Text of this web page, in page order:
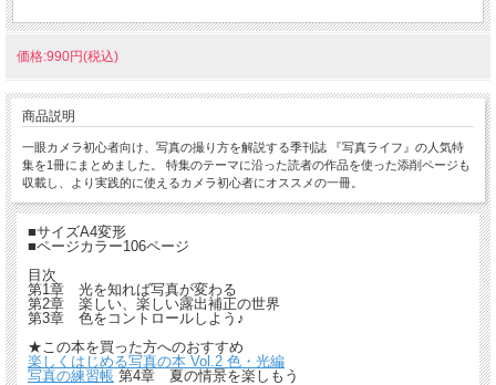
価格:990円(税込)
商品説明
一眼カメラ初心者向け、写真の撮り方を解説する季刊誌 『写真ライフ』の人気特
集を1冊にまとめました。 特集のテーマに沿った読者の作品を使った添削ページも
収載し、より実践的に使えるカメラ初心者にオススメの一冊。
■サイズA4変形
■ページカラー106ページ
目次
第1章 光を知れば写真が変わる
第2章 楽しい、楽しい露出補正の世界
第3章 色をコントロールしよう♪
★この本を買った方へのおすすめ
楽しくはじめる写真の本 Vol.2 色・光編
写真の練習帳 第4章 夏の情景を楽しもう